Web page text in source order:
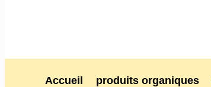
Accueil produits organiques